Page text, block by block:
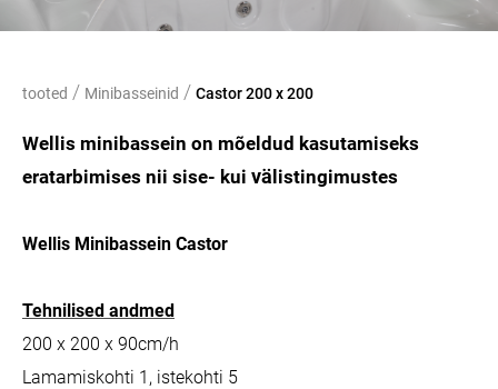
tooted / Minibasseinid / Castor 200 x 200
Wellis minibassein on mõeldud kasutamiseks
eratarbimises nii sise- kui vä listingimustes
Wellis Minibassein Castor
Tehnilised andmed
200 x 200 x 90cm/h
Lamamiskohti 1, istekohti 5